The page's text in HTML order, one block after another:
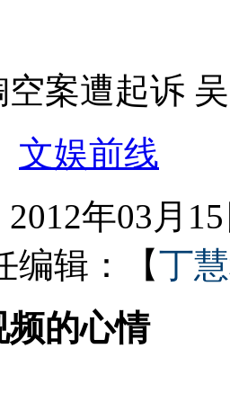
居持刀发飙
百岁老妇
遭起诉 吴
文娱前线
年03月
编辑：【丁
的心情